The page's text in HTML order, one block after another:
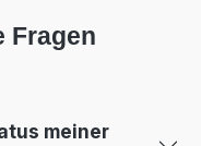
Fragen
meiner